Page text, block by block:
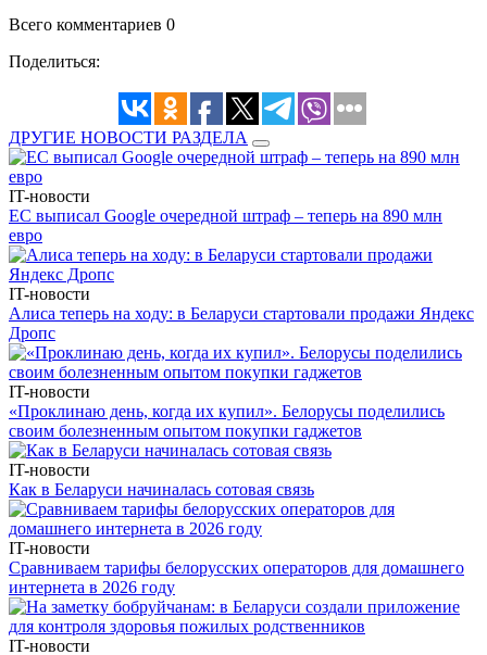
Всего комментариев 0
Поделиться:
ДРУГИЕ НОВОСТИ РАЗДЕЛА
IT-новости
ЕС выписал Google очередной штраф – теперь на 890 млн
евро
IT-новости
Алиса теперь на ходу: в Беларуси стартовали продажи Яндекс
Дропс
IT-новости
«Проклинаю день, когда их купил». Белорусы поделились
своим болезненным опытом покупки гаджетов
IT-новости
Как в Беларуси начиналась сотовая связь
IT-новости
Сравниваем тарифы белорусских операторов для домашнего
интернета в 2026 году
IT-новости